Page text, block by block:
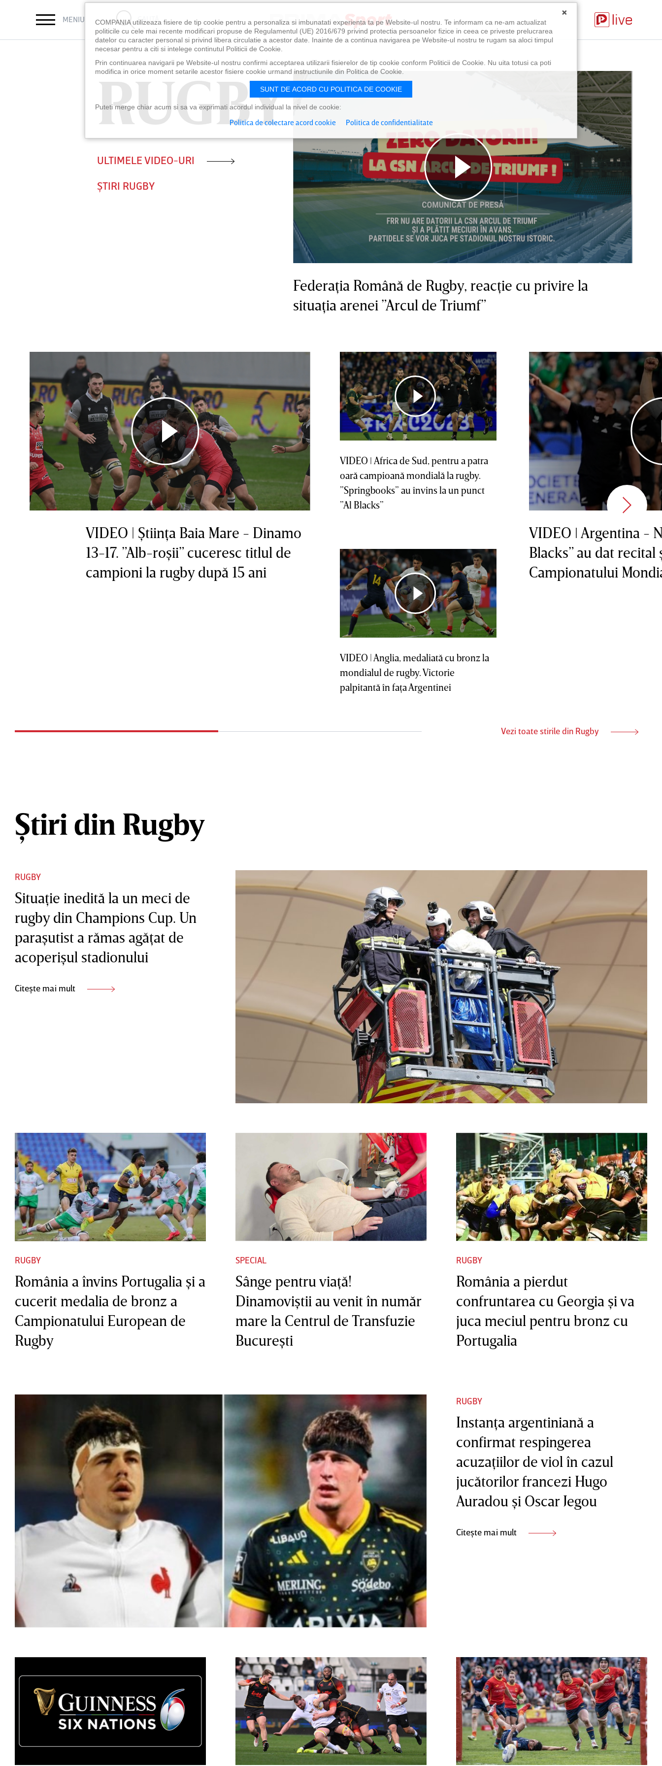
MENIU CAUTĂ
RUGBY
RUGBY
ULTIMELE VIDEO-URI
ȘTIRI RUGBY
Federaţia Română de Rugby, reacţie cu privire la
situaţia arenei ”Arcul de Triumf”
VIDEO | Ştiinţa Baia Mare - Dinamo
13-17. ”Alb-roşii” cuceresc titlul de
campioni la rugby după 15 ani
VIDEO ǀ Africa de Sud, pentru a patra
oară campioană mondială la rugby.
”Springbooks” au învins la un punct
”Al Blacks”
VIDEO | Anglia, medaliată cu bronz la
mondialul de rugby. Victorie
palpitantă în faţa Argentinei
VIDEO ǀ Argentina -
Blacks” au dat
Campionatului
Vezi toate stirile din Rugby
Știri din Rugby
RUGBY
Situaţie inedită la un meci de
rugby din Champions Cup. Un
paraşutist a rămas agăţat de
acoperişul stadionului
Citește mai mult
RUGBY
România a învins Portugalia şi a
cucerit medalia de bronz a
Campionatului European de
Rugby
SPECIAL
Sânge pentru viaţă!
Dinamoviştii au venit în număr
mare la Centrul de Transfuzie
Bucureşti
RUGBY
România a pierdut
confruntarea cu Georgia şi va
juca meciul pentru bronz cu
Portugalia
RUGBY
Instanţa argentiniană a
confirmat respingerea
acuzaţiilor de viol în cazul
jucătorilor francezi Hugo
Auradou şi Oscar Jegou
Citește mai mult
×
COMPANIA utilizeaza fisiere de tip cookie pentru a personaliza si imbunatati experienta ta pe Website-ul nostru. Te informam ca ne-am actualizat
politicile cu cele mai recente modificari propuse de Regulamentul (UE) 2016/679 privind protectia persoanelor fizice in ceea ce priveste prelucrarea
datelor cu caracter personal si privind libera circulatie a acestor date. Inainte de a continua navigarea pe Website-ul nostru te rugam sa aloci timpul
necesar pentru a citi si intelege continutul Politicii de Cookie.
Prin continuarea navigarii pe Website-ul nostru confirmi acceptarea utilizarii fisierelor de tip cookie conform Politicii de Cookie. Nu uita totusi ca poti
modifica in orice moment setarile acestor fisiere cookie urmand instructiunile din Politica de Cookie.
SUNT DE ACORD CU POLITICA DE COOKIE
Puteti merge chiar acum si sa va exprimati acordul individual la nivel de cookie:
Politica de colectare acord cookie Politica de confidentialitate